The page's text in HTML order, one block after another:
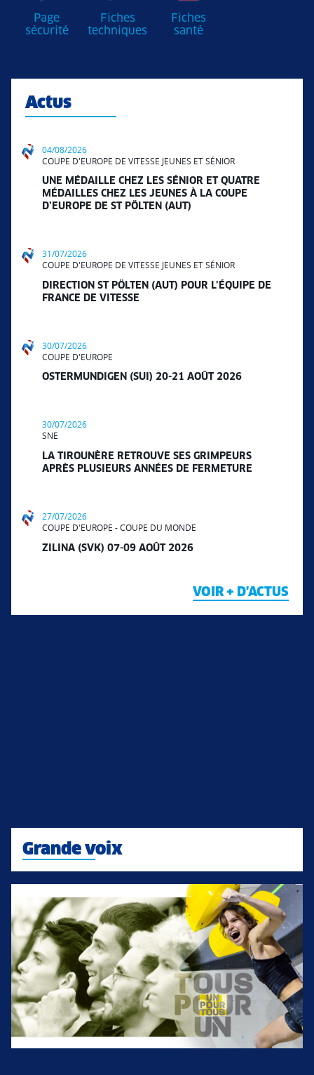
Page
sécurité
Fiches
techniques
Fiches
santé
Actus
04/08/2026
COUPE D'EUROPE DE VITESSE JEUNES ET SÉNIOR
UNE MÉDAILLE CHEZ LES SÉNIOR ET QUATRE
MÉDAILLES CHEZ LES JEUNES À LA COUPE
D’EUROPE DE ST PÖLTEN (AUT)
31/07/2026
COUPE D'EUROPE DE VITESSE JEUNES ET SÉNIOR
DIRECTION ST PÖLTEN (AUT) POUR L’ÉQUIPE DE
FRANCE DE VITESSE
30/07/2026
COUPE D'EUROPE
OSTERMUNDIGEN (SUI) 20-21 AOÛT 2026
30/07/2026
SNE
LA TIROUNÈRE RETROUVE SES GRIMPEURS
APRÈS PLUSIEURS ANNÉES DE FERMETURE
27/07/2026
COUPE D'EUROPE - COUPE DU MONDE
ZILINA (SVK) 07-09 AOÛT 2026
VOIR + D'ACTUS
Grande voix